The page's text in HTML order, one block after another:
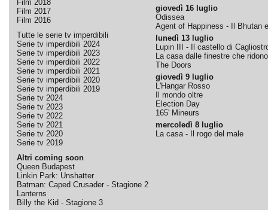
Film 2018
Film 2017
Film 2016
Tutte le serie tv imperdibili
Serie tv imperdibili 2024
Serie tv imperdibili 2023
Serie tv imperdibili 2022
Serie tv imperdibili 2021
Serie tv imperdibili 2020
Serie tv imperdibili 2019
Serie tv 2024
Serie tv 2023
Serie tv 2022
Serie tv 2021
Serie tv 2020
Serie tv 2019
Altri coming soon
Queen Budapest
Linkin Park: Unshatter
Batman: Caped Crusader - Stagione 2
Lanterns
Billy the Kid - Stagione 3
giovedì 16 luglio
Odissea
Agent of Happiness - Il Bhutan
lunedì 13 luglio
Lupin III - Il castello di
La casa dalle finestre che ridono
The Doors
giovedì 9 luglio
L'Hangar Rosso
Il mondo oltre
Election Day
165' Mineurs
mercoledì 8 luglio
La casa - Il rogo del male